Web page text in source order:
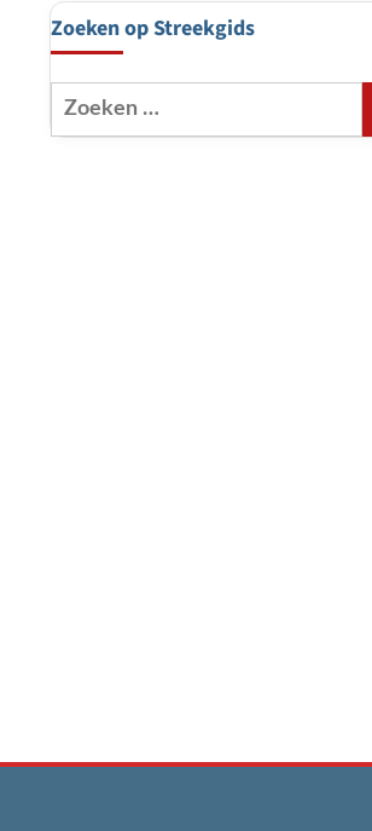
Zoeken op Streekgids
Zoeken
naar: